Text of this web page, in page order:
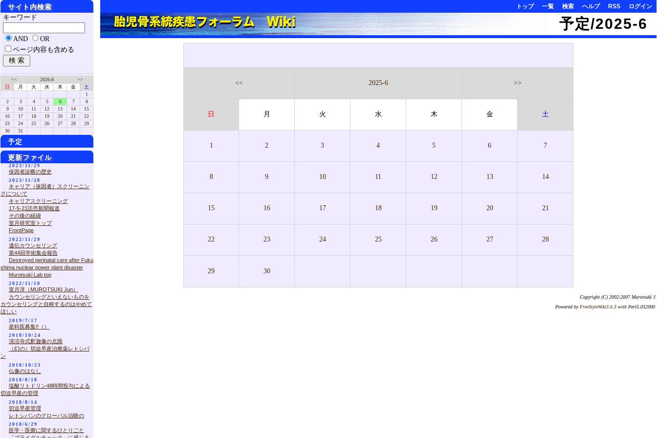
トップ 一覧 検索 ヘルプ RSS ログイン
予定/2025-6
<< 2025-6 >>
日 月 火 水 木 金 土
1 2 3 4 5 6 7
8 9 10 11 12 13 14
15 16 17 18 19 20 21
22 23 24 25 26 27 28
29 30
Copyright (C) 2002-2007 Murotsuki J
Powered by FreeStyleWiki3.6.3 with Perl5.032000
サイト内検索
キーワード
AND
OR
ページ内容も含める
<< 2026-8
>>
日
月 火 水 木 金
土
1
2
3 4 5 6 7
8
9
10 11 12 13 14
15
16
17 18 19 20 21
22
23
24 25 26 27 28
29
30
31
予定
更新ファイル
2023/11/29
保因者診断の歴史
2023/11/28
キャリア（保因者）スクリーニン
グについて
キャリアスクリーニング
17-5-21読売新聞報道
その後の経緯
室月研究室トップ
FrontPage
2022/11/29
遺伝カウンセリング
第44回学術集会報告
Destroyed perinatal care after Fuku
shima nuclear power plant disaster
Murotsuki Lab top
2022/11/18
室月淳（MUROTSUKI Jun）
カウンセリングといえないものを
カウンセリングと自称するのはやめて
ほしい
2019/7/17
産科医募集!!（）
2018/10/24
清涼寺式釈迦像の北限
（幻の）切迫早産治療薬レトシバ
ン
2018/10/23
仏像のはなし
2018/8/18
塩酸リトドリン48時間投与による
切迫早産の管理
2018/8/14
切迫早産管理
レトシバンのグローバル治験の
2018/6/29
医学・医療に関するひとりごと